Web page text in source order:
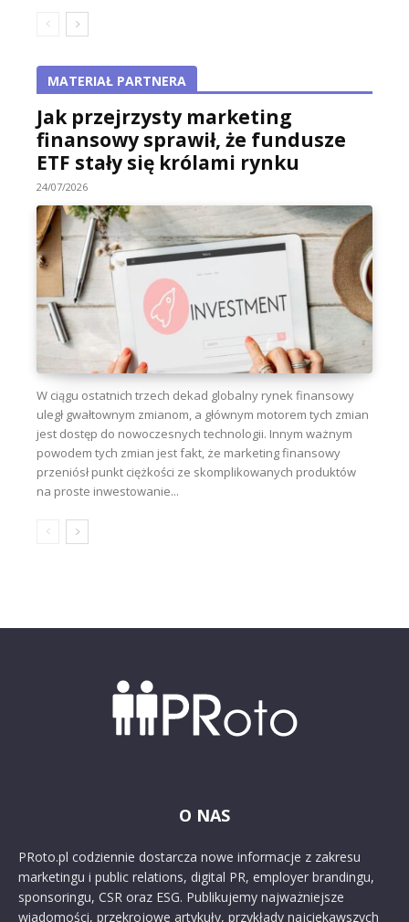
MATERIAŁ PARTNERA
Jak przejrzysty marketing
finansowy sprawił, że fundusze
ETF stały się królami rynku
24/07/2026
W ciągu ostatnich trzech dekad globalny rynek finansowy
uległ gwałtownym zmianom, a głównym motorem tych zmian
jest dostęp do nowoczesnych technologii. Innym ważnym
powodem tych zmian jest fakt, że marketing finansowy
przeniósł punkt ciężkości ze skomplikowanych produktów
na proste inwestowanie...
O NAS
PRoto.pl codziennie dostarcza nowe informacje z zakresu
marketingu i public relations, digital PR, employer brandingu,
sponsoringu, CSR oraz ESG. Publikujemy najważniejsze
wiadomości, przekrojowe artykuły, przykłady najciekawszych